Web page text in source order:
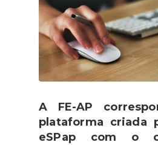
A FE-AP
plataforma criada
eSPap com o